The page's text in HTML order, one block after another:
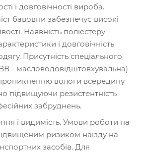
і довговічності вироба.
бавовни забезпечує високі
Наявність поліестеру
і довговічність
Присутність спеціального
- масловодовідштовхувальна)
вологи всередину
підвищуючи резистентність
забруднень.
і видимість. Умови роботи на
ризиком наїзду на
засобів. Для